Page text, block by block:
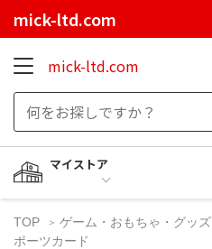
mick-ltd.com
mick-ltd.com
マイストア
TOP ゲーム・おもちゃ・グッズ
ポーツカード